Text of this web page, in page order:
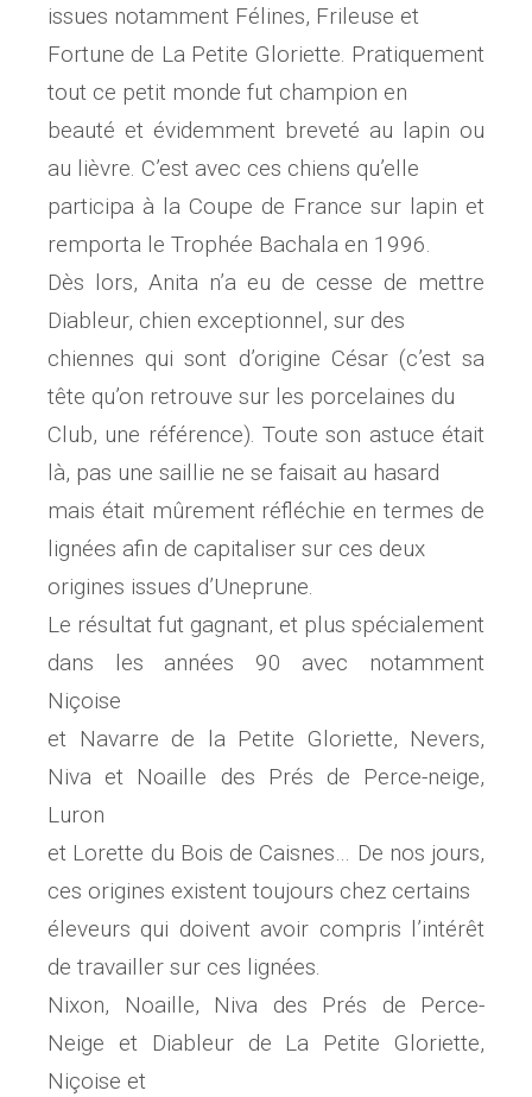
issues notamment Félines, Frileuse et
Fortune de La Petite Gloriette. Pratiquement
tout ce petit monde fut champion en
beauté et évidemment breveté au lapin ou
au lièvre. C’est avec ces chiens qu’elle
participa à la Coupe de France sur lapin et
remporta le Trophée Bachala en 1996.
Dès lors, Anita n’a eu de cesse de mettre
Diableur, chien exceptionnel, sur des
chiennes qui sont d’origine César (c’est sa
tête qu’on retrouve sur les porcelaines du
Club, une référence). Toute son astuce était
là, pas une saillie ne se faisait au hasard
mais était mûrement réfléchie en termes de
lignées afin de capitaliser sur ces deux
origines issues d’Uneprune.
Le résultat fut gagnant, et plus spécialement
dans les années 90 avec notamment
Niçoise
et Navarre de la Petite Gloriette, Nevers,
Niva et Noaille des Prés de Perce-neige,
Luron
et Lorette du Bois de Caisnes… De nos jours,
ces origines existent toujours chez certains
éleveurs qui doivent avoir compris l’intérêt
de travailler sur ces lignées.
Nixon, Noaille, Niva des Prés de Perce-
Neige et Diableur de La Petite Gloriette,
Niçoise et